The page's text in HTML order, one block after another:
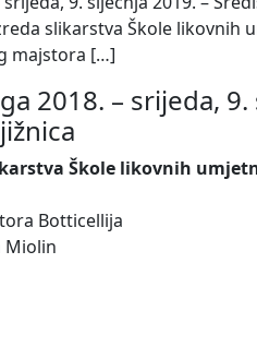
slikarstva Škole likovnih
majstora […]
2018. – srijeda, 9.
Škole likovnih
Botticellija
Miolin